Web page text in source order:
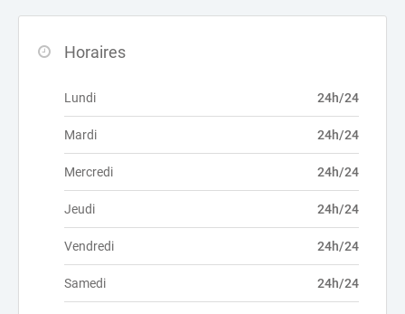
Horaires
Lundi 24h/24
Mardi 24h/24
Mercredi 24h/24
Jeudi 24h/24
Vendredi 24h/24
Samedi 24h/24